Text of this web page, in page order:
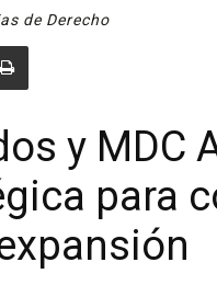
de Derecho
y MDC
para